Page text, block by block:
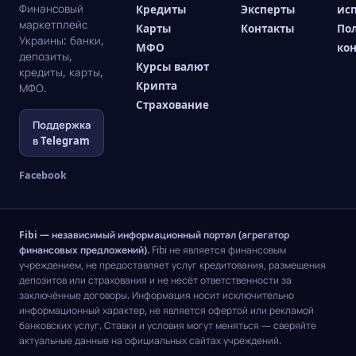
Финансовый
маркетплейс
Украины: банки,
депозиты,
кредиты, карты,
МФО.
Поддержка
в Telegram
Facebook
Кредиты
Карты
МФО
Курсы валют
Крипта
Страхование
Эксперты
Контакты
Fibi — независимый информационный портал (агрегатор
финансовых предложений). Fibi не является финансовым
учреждением, не предоставляет услуг кредитования, размещения
депозитов или страхования и не несёт ответственности за
заключённые договоры. Информация носит исключительно
информационный характер, не является офертой или рекламой
банковских услуг. Ставки и условия могут меняться — сверяйте
актуальные данные на официальных сайтах учреждений.